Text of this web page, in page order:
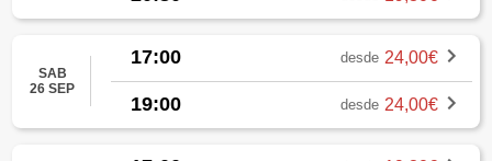
SAB
26 SEP
17:00 desde 24,00€
19:00 desde 24,00€